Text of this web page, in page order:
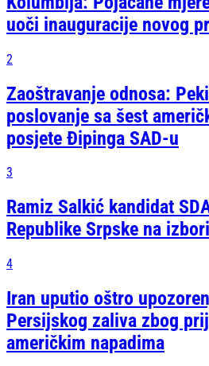
uoči inauguracije novog
2
Zaoštravanje odnosa:
poslovanje sa šest
posjete Đipinga SAD-u
3
Ramiz Salkić kandidat
Republike Srpske na
4
Iran uputio oštro
Persijskog zaliva zbog
američkim napadima